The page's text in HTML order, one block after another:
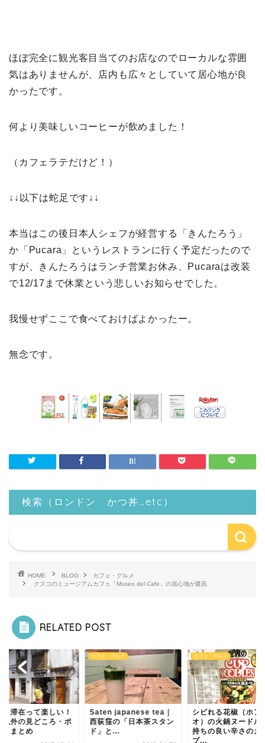
ほぼ完全に観光客目当てのお店なのでローカルな雰囲
気はありませんが、店内も広々としていて居心地が良
かったです。
何より美味しいコーヒーが飲めました！
（カフェラテだけど！）
↓↓以下は蛇足です↓↓
本当はこの後日本人シェフが経営する「きんたろう」
か「Pucara」というレストランに行く予定だったので
すが、きんたろうはランチ営業お休み、Pucaraは改装
で12/17まで休業という悲しいお知らせでした。
我慢せずここで食べておけばよかったー。
無念です。
検索（ロンドン かつ丼…etc）
HOME BLOG
カフェ・グルメ
クスコのミュージアムカフェ「Museo del Cafe」の居心地が最高
RELATED POST
・グルメ
japanese tea｜
窪の「日本茶スタン
と...
カフェ・グルメ
シビれる花椒（ホアジャ
オ）の火鍋ヌードルは気
持ちの良い辛さのカッ
カフェ・グルメ
【中華街 吉祥寺店
穴場の中華屋さん